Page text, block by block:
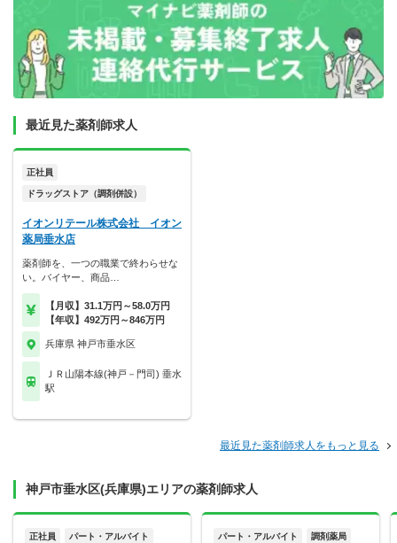
最近見た薬剤師求人
正社員
ドラッグストア（調剤併設）
イオンリテール株式会社 イオン
薬局垂水店
薬剤師を、一つの職業で終わらせな
い。バイヤー、商品…
【月収】31.1万円～58.0万円
【年収】492万円～846万円
兵庫県 神戸市垂水区
ＪＲ山陽本線(神戸－門司) 垂水
駅
最近見た薬剤師求人をもっと見る
神戸市垂水区(兵庫県)エリアの薬剤師求人
正社員 パート・アルバイト パート・アルバイト 調剤薬局